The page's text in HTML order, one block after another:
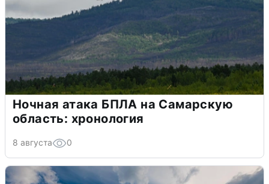
Ночная атака БПЛА на Самарскую
область: хронология
8 августа 0